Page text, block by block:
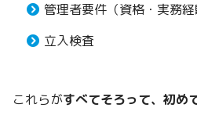
管理者要件（資格・実務経
立入検査
これらがすべてそろって、初め